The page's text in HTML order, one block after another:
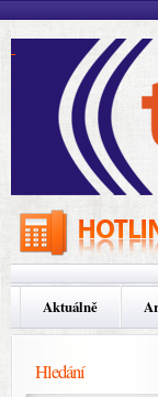
Aktuálně
Hledání